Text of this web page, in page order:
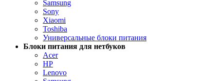
Samsung
Sony
Xiaomi
Toshiba
Универсальные блоки питания
Блоки питания для нетбуков
Acer
HP
Lenovo